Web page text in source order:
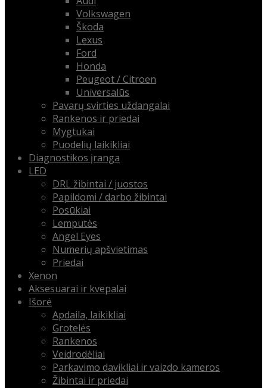
Volkswagen
Škoda
Lexus
Ford
Honda
Peugeot / Citroen
Universalūs
Pavarų svirties uždangalai
Rankenos ir priedai
Mygtukai
Puodelių laikikliai
Diagnostikos įranga
LED
DRL žibintai / juostos
Papildomi / darbo žibintai
Posūkiai
Lemputės
Angel Eyes
Numerių apšvietimas
Priedai
Xenon
Aksesuarai ir kvepalai
Išorė
Apdaila, laikikliai
Grotelės
Rankenos
Veidrodėliai
Parkavimo davikliai ir vaizdo kameros
Žibintai ir priedai